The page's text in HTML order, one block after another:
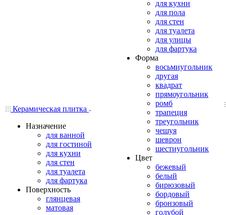
Керамическая плитка
Назначение
для ванной
для гостиной
для кухни
для стен
для туалета
для фартука
Поверхность
глянцевая
матовая
для кухни
для пола
для стен
для туалета
для улицы
для фартука
Форма
восьмиугольник
другая
квадрат
прямоугольник
ромб
трапеция
треугольник
чешуя
шеврон
шестиугольник
Цвет
бежевый
белый
бирюзовый
бордовый
бронзовый
голубой